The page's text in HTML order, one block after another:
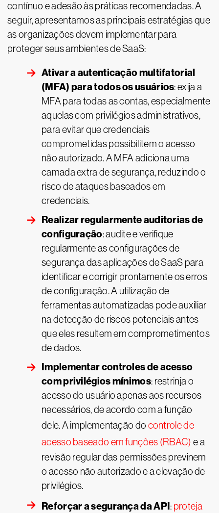
contínuo e adesão às práticas recomendadas. A
seguir, apresentamos as principais estratégias que
as organizações devem implementar para
proteger seus ambientes de SaaS:
Ativar a autenticação multifatorial
(MFA) para todos os usuários: exija a
MFA para todas as contas, especialmente
aquelas com privilégios administrativos,
para evitar que credenciais
comprometidas possibilitem o acesso
não autorizado. A MFA adiciona uma
camada extra de segurança, reduzindo o
risco de ataques baseados em
credenciais.
Realizar regularmente auditorias de
configuração: audite e verifique
regularmente as configurações de
segurança das aplicações de SaaS para
identificar e corrigir prontamente os erros
de configuração. A utilização de
ferramentas automatizadas pode auxiliar
na detecção de riscos potenciais antes
que eles resultem em comprometimentos
de dados.
Implementar controles de acesso
com privilégios mínimos: restrinja o
acesso do usuário apenas aos recursos
necessários, de acordo com a função
dele. A implementação do controle de
acesso baseado em funções (RBAC) e a
revisão regular das permissões previnem
o acesso não autorizado e a elevação de
privilégios.
Reforçar a segurança da API: proteja